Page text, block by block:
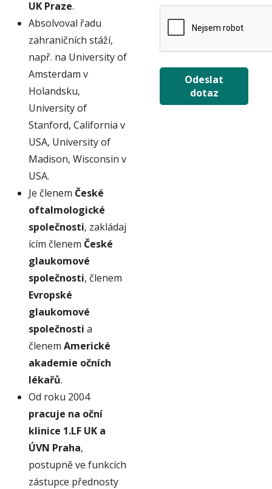
UK Praze.
Absolvoval řadu
zahraničních stáží,
např. na University of
Amsterdam v
Holandsku,
University of
Stanford, California v
USA, University of
Madison, Wisconsin v
USA.
Je členem České
oftalmologické
společnosti, zakládaj
ícím členem České
glaukomové
společnosti, členem
Evropské
glaukomové
společnosti a
členem Americké
akademie očních
lékařů.
Od roku 2004
pracuje na oční
klinice 1.LF UK a
ÚVN Praha,
postupně ve funkcích
zástupce přednosty
Odeslat
dotaz